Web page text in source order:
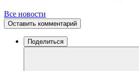
Все новости
Оставить комментарий
Поделиться